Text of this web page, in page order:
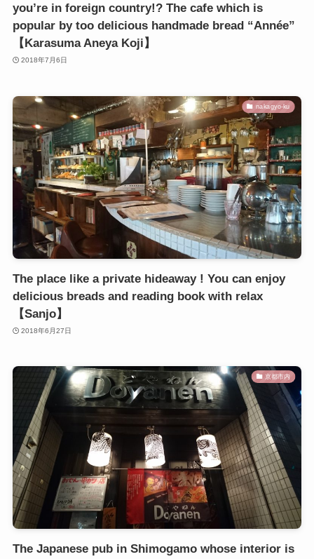
you’re in foreign country!? The cafe which is
popular by too delicious handmade bread “Année”
【Karasuma Aneya Koji】
2018年7月6日
nakagyo-ku
The place like a private hideaway ! You can enjoy
delicious breads and reading book with relax
【Sanjo】
2018年6月27日
京都市内
The Japanese pub in Shimogamo whose interior is